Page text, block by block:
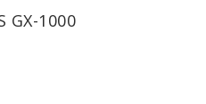
GX-1000